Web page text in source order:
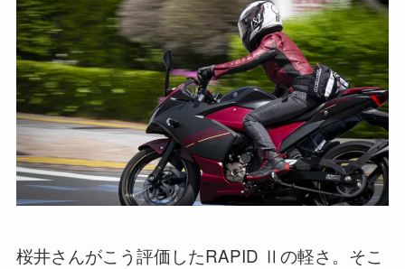
桜井さんがこう評価したRAPID Ⅱの軽さ。そこ